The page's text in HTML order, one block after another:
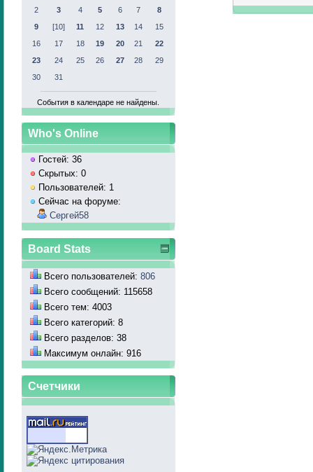
2
3 4 5 6 7
8
9
[10] 11 12 13 14
15
16
17 18 19 20 21
22
23
24 25 26 27 28
29
30
31
События в календаре не найдены.
Who's Online
Гостей: 36
Скрытых: 0
Пользователей: 1
Сейчас на форуме:
Сергей58
Board Stats
Всего пользователей: 806
Всего сообщений: 115658
Всего тем: 4003
Всего категорий: 8
Всего разделов: 38
Максимум онлайн: 916
Счетчики